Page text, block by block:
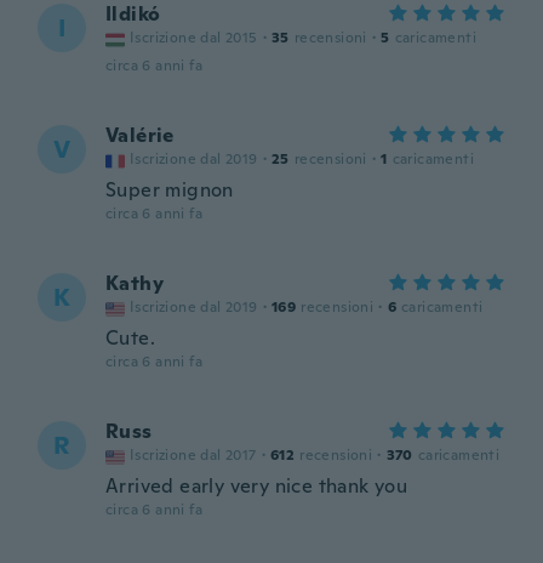
I Ildikó
Iscrizione dal 2015 · 35 recensioni · 5 caricamenti
circa 6 anni fa
V Valérie
Iscrizione dal 2019 · 25 recensioni · 1 caricamenti
Super mignon
circa 6 anni fa
K Kathy
Iscrizione dal 2019 · 169 recensioni · 6 caricamenti
Cute.
circa 6 anni fa
R Russ
Iscrizione dal 2017 · 612 recensioni · 370 caricamenti
Arrived early very nice thank you
circa 6 anni fa